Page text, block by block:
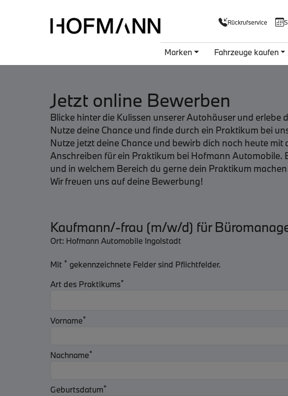
Rückrufservice
Marken Fahrzeuge kaufen
Jetzt online Bewerben
Blicke hinter die Kulissen unserer Autohäuser und
Nutze deine Chance und finde durch ein Praktikum bei
Nutze jetzt deine Chance und bewirb dich noch heute
Anschreiben für ein Praktikum bei Hofmann
und in welchem Bereich du gerne dein Praktikum
Wir freuen uns auf deine Bewerbung!
Kaufmann/-frau (m/w/d) für
Ort: Hofmann Automobile Ingolstadt
Mit * gekennzeichnete Felder sind Pflichtfelder.
Art des Praktikums*
Vorname*
Nachname*
Geburtsdatum*